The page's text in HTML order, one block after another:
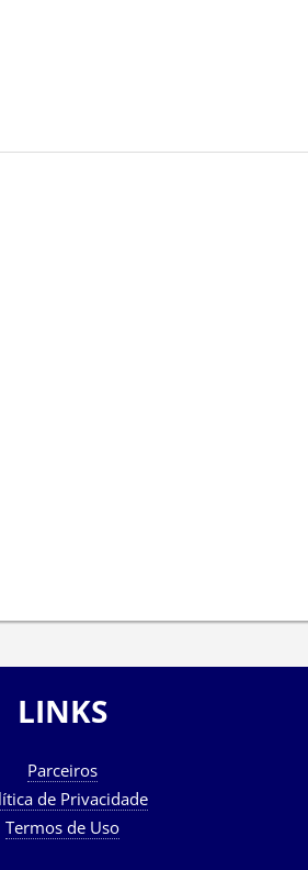
LINKS
Parceiros
de Privacidade
Termos de Uso